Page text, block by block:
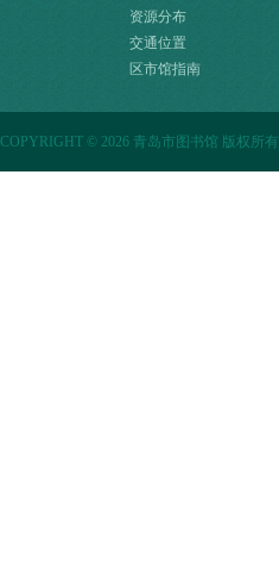
资源分布
交通位置
区市馆指南
COPYRIGHT © 2026 青岛市图书馆 版权所有